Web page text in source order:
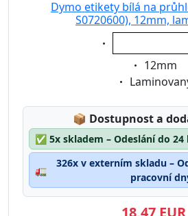
Dymo etikety bílá na
S0720600), 12mm,
Eigenschaft:
Eigenschaft:
12mm
Eigenschaft:
📦 Lagerstatus:
Dostupnost a
✅ 5x skladem – Odeslání do 24
🚛
326x v externím skladu –
pracovní
18,47 EUR